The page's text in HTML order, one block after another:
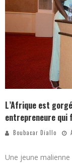
L’Afrique est
entrepreneure
Boubacar Diallo
Une jeune